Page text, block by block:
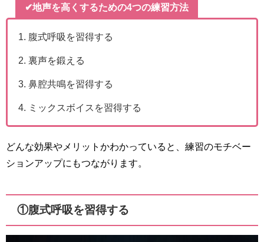
✔地声を高くするための4つの練習方法
腹式呼吸を習得する
裏声を鍛える
鼻腔共鳴を習得する
ミックスボイスを習得する
どんな効果やメリットかわかっていると、練習のモチベー
ションアップにもつながります。
①腹式呼吸を習得する